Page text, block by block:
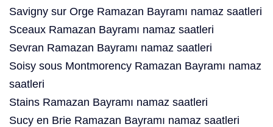
Savigny sur Orge Ramazan Bayramı namaz saatleri
Sceaux Ramazan Bayramı namaz saatleri
Sevran Ramazan Bayramı namaz saatleri
Soisy sous Montmorency Ramazan Bayramı namaz
saatleri
Stains Ramazan Bayramı namaz saatleri
Sucy en Brie Ramazan Bayramı namaz saatleri